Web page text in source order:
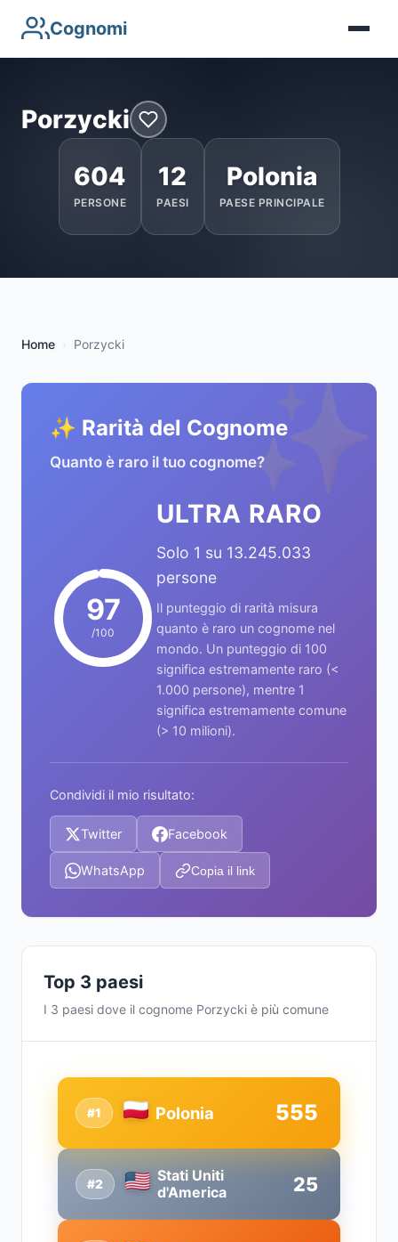
Cognomi
Porzycki
604
PERSONE
12
PAESI
Polonia
PAESE PRINCIPALE
Home Porzycki
✨
✨ Rarità del Cognome
Quanto è raro il tuo cognome?
97
/100
ULTRA RARO
Solo 1 su 13.245.033
persone
Il punteggio di rarità misura
quanto è raro un cognome nel
mondo. Un punteggio di 100
significa estremamente raro (<
1.000 persone), mentre 1
significa estremamente comune
(> 10 milioni).
Condividi il mio risultato:
Twitter Facebook
WhatsApp Copia il link
Top 3 paesi
I 3 paesi dove il cognome Porzycki è più comune
#2
Stati Uniti
d'America
25
#1 Polonia 555